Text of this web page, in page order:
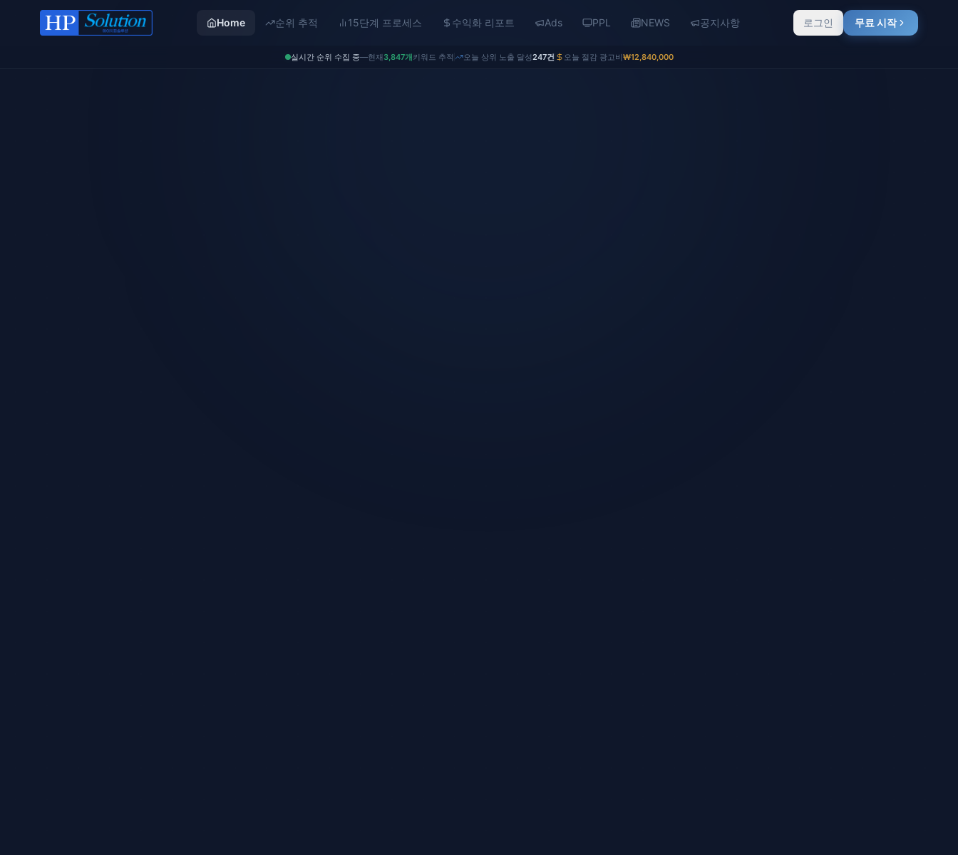
Home 순위 추적 15단계 프로세스 수익화 리포트 Ads PPL NEWS 공지사항 로그인 무료 시작
실시간 순위 수집 중—현재3,847개키워드 추적 오늘 상위 노출 달성247건 오늘 절감 광고비₩12,840,000